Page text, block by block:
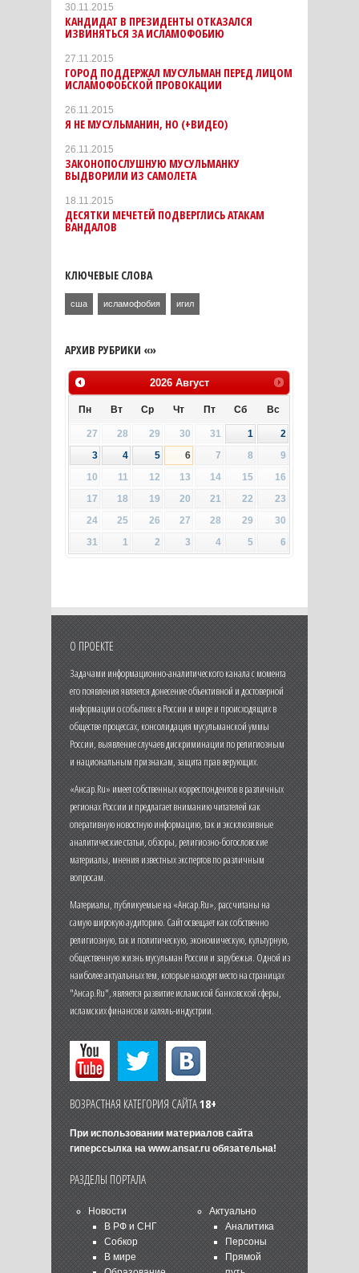
30.11.2015
КАНДИДАТ В ПРЕЗИДЕНТЫ ОТКАЗАЛСЯ
ИЗВИНЯТЬСЯ ЗА ИСЛАМОФОБИЮ
27.11.2015
ГОРОД ПОДДЕРЖАЛ МУСУЛЬМАН ПЕРЕД ЛИЦОМ
ИСЛАМОФОБСКОЙ ПРОВОКАЦИИ
26.11.2015
Я НЕ МУСУЛЬМАНИН, НО (+ВИДЕО)
26.11.2015
ЗАКОНОПОСЛУШНУЮ МУСУЛЬМАНКУ
ВЫДВОРИЛИ ИЗ САМОЛЕТА
18.11.2015
ДЕСЯТКИ МЕЧЕТЕЙ ПОДВЕРГЛИСЬ АТАКАМ
ВАНДАЛОВ
КЛЮЧЕВЫЕ СЛОВА
сша исламофобия игил
АРХИВ РУБРИКИ «»
2026 Август
Пн Вт Ср Чт Пт Сб Вс
27 28 29 30 31 1
2
3
4 5 6 7 8
9
10
11 12 13 14 15
16
17
18 19 20 21 22
23
24
25 26 27 28 29
30
31
1 2 3 4 5 6
О ПРОЕКТЕ
Задачами информационно-аналитического канала с момента
его появления является донесение объективной и достоверной
информации о событиях в России и мире и происходящих в
обществе процессах, консолидация мусульманской уммы
России, выявление случаев дискриминации по религиозным
и национальным признакам, защита прав верующих.
«Ансар.Ru» имеет собственных корреспондентов в различных
регионах России и предлагает вниманию читателей как
оперативную новостную информацию, так и эксклюзивные
аналитические статьи, обзоры, религиозно-богословские
материалы, мнения известных экспертов по различным
вопросам.
Материалы, публикуемые на «Ансар.Ru», рассчитаны на
самую широкую аудиторию. Сайт освещает как собственно
религиозную, так и политическую, экономическую, культурную,
общественную жизнь мусульман России и зарубежья. Одной из
наиболее актуальных тем, которые находят место на страницах
"Ансар.Ru", является развитие исламской банковской сферы,
исламских финансов и халяль-индустрии.
ВОЗРАСТНАЯ КАТЕГОРИЯ САЙТА18+
При использовании материалов сайта
гиперссылка на www.ansar.ruобязательна!
РАЗДЕЛЫ ПОРТАЛА
Новости
В РФ и СНГ
Собкор
В мире
Актуально
Аналитика
Персоны
Прямой